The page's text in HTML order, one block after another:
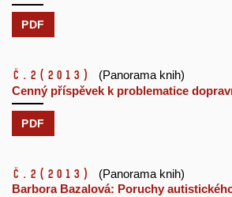
PDF
č.2 (2013)
(Panorama knih)
Cenný příspěvek k problematice
PDF
č.2 (2013)
(Panorama knih)
Barbora Bazalová: Poruchy